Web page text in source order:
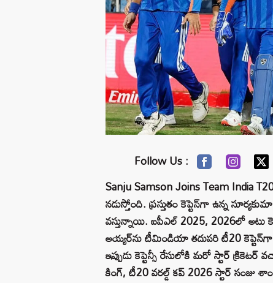
Follow Us :
Sanju Samson Joins Team India
నడుస్తోంది. ప్రస్తుతం కెప్టెన్‌గా ఉన్న
వస్తున్నాయి. ఐపీఎల్ 2025, 2026లో అటు
అయ్యర్‌ను టీమిండియా తదుపరి టీ20
ఇప్పుడు కెప్టెన్సీ రేసులోకి మరో స్టార్
కింగ్, టీ20 వరల్డ్ కప్ 2026 స్టార్ సంజు